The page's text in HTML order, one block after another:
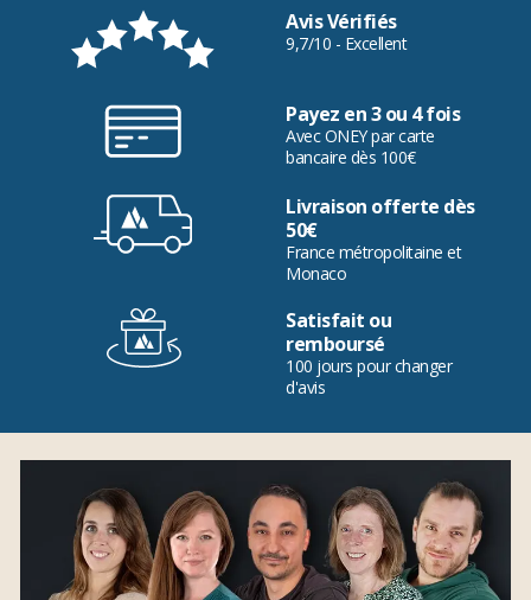
Avis Vérifiés
9,7/10 - Excellent
Payez en 3 ou 4 fois
Avec ONEY par carte
bancaire dès 100€
Livraison offerte dès
50€
France métropolitaine et
Monaco
Satisfait ou
remboursé
100 jours pour changer
d'avis